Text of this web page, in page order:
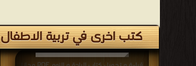
كتب اخرى في تربية الاطفال